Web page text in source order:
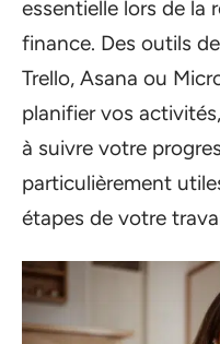
essentielle lors de la
finance. Des outils
Trello, Asana ou
planifier vos
à suivre votre
particulièrement
étapes de votre